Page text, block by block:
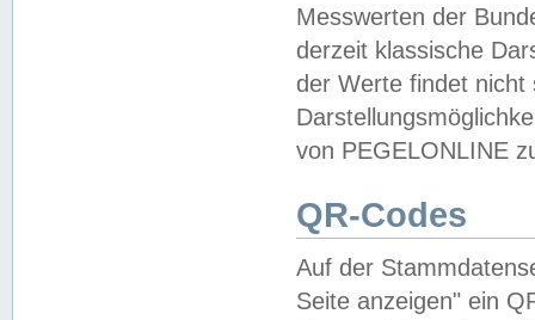
Messwerten der
derzeit klassische
der Werte findet
von PEGELONLINE
QR-Codes
Auf der
Seite anzeigen" ein